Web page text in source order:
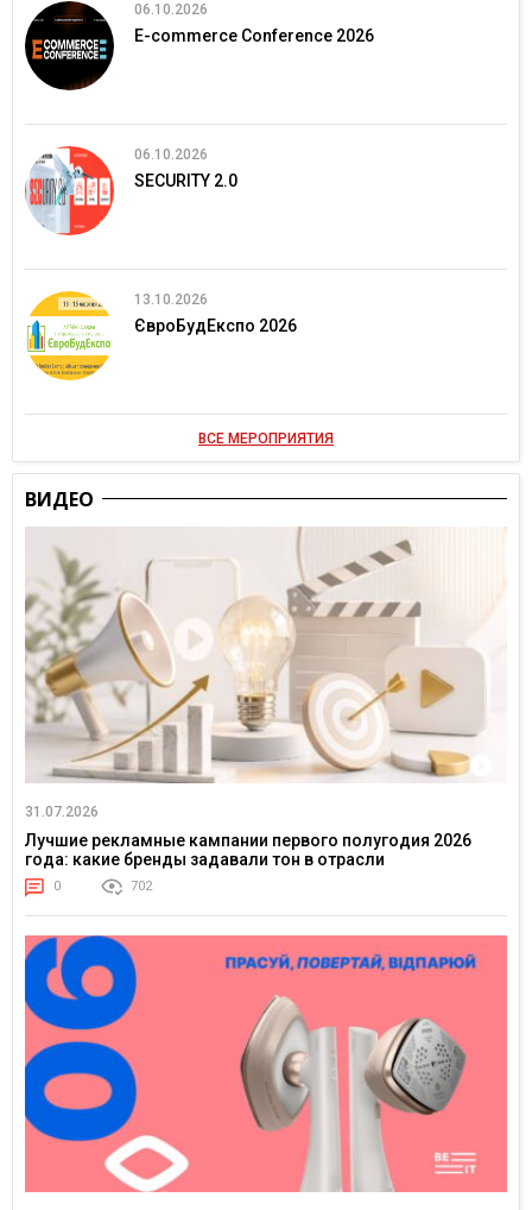
06.10.2026
E-commerce Conference 2026
06.10.2026
SECURITY 2.0
13.10.2026
ЄвроБудЕкспо 2026
ВСЕ МЕРОПРИЯТИЯ
ВИДЕО
31.07.2026
Лучшие рекламные кампании первого полугодия 2026
года: какие бренды задавали тон в отрасли
0 702